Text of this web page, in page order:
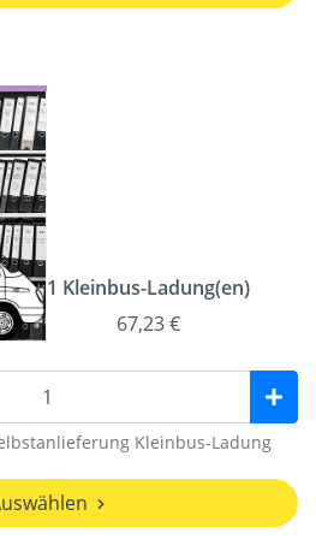
1 Kleinbus-Ladung(en)
67,23 €
Kleinbus-Ladung